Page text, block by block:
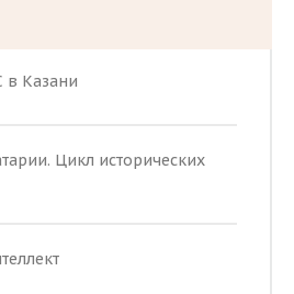
в Казани
Цикл исторических